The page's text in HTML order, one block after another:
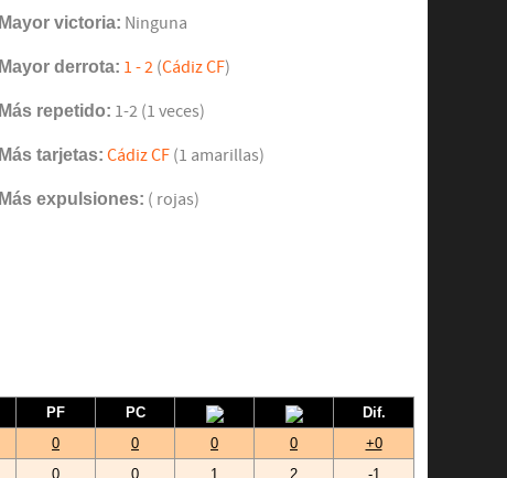
Mayor victoria: Ninguna
Mayor derrota: 1 - 2(Cádiz CF)
Más repetido: 1-2 (1 veces)
Más tarjetas: Cádiz CF(1 amarillas)
Más expulsiones: ( rojas)
PF PC
Dif.
0 0 0 0
+0
0 0 1 2 -1